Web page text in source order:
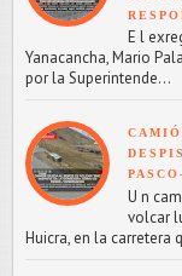
E l
Yanacancha, Mario
por la Superintende...
U n
volcar
Huicra, en la carretera